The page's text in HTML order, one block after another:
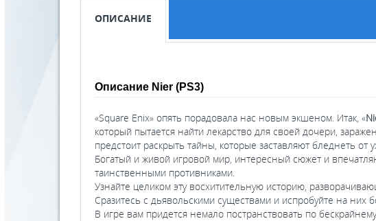
ОПИСАНИЕ
Описание Nier (PS3)
«Square Enix» опять порадовала нас новым экшеном. Итак, «
который пытается найти лекарство для своей дочери,
предстоит раскрыть тайны, которые заставляют бледнеть
Богатый и живой игровой мир, интересный сюжет и
таинственными противниками.
Узнайте целиком эту восхитительную историю,
Сразитесь с дьявольскими существами и испробуйте на
В игре вам придется немало постранствовать по